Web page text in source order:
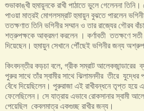
শুভাকাঙ্খী হুমায়ুনকে রাখী পাঠাতে ভুলে গেলেননা তিনি।
পাওয়া মাত্র‌ই মোগলসম্রাট হুমায়ুন বুঝতে পারলেন
ততক্ষণাত তিনি ভগিনীর সম্মান ও তার রাজ্যের গৌরব
শত্রুপক্ষকে আক্রমণ করলেন । কর্ণাবতী ততক্ষণে সতী
দিয়েছেন। হুমায়ুন সেখানে পৌঁছেই ভগিনীর জন্য
কিংবদন্তীর কড়চা বলে, গ্রীক সম্রাট আলেকজান্ডারের
পুরুর সাথে তাঁর স্বামীর সাথে ঝিলামনদীর তীরে যুদ্ধের
বেঁধে দিয়েছিলেন। পুরুরাজা এই রাখীবন্ধনে তৃপ্ত হয়ে
ফেলেছিলেন। সে যাত্রায় এভাবে রোকসানার স্বামী
পেয়েছিল কেবলমাত্র একগুচ্ছ রাখীর জন্য।